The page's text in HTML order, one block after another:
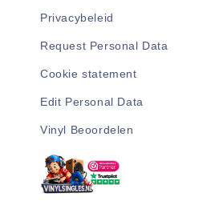
Privacybeleid
Request Personal Data
Cookie statement
Edit Personal Data
Vinyl Beoordelen